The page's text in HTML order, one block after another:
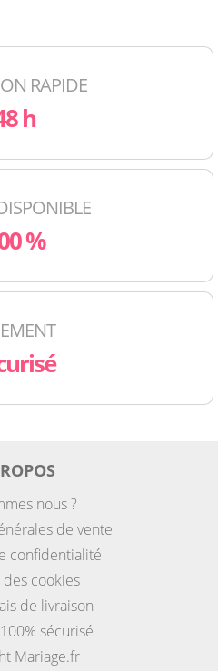
RAPIDE
h
%
nous ?
de vente
confidentialité
cookies
de livraison
sécurisé
Mariage.fr